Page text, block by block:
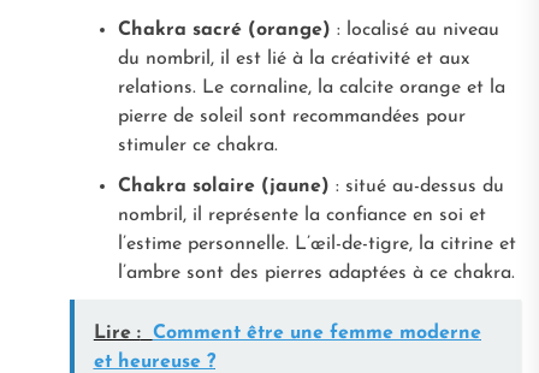
Chakra sacré (orange) : localisé au niveau
du nombril, il est lié à la créativité et aux
relations. Le cornaline, la calcite orange et la
pierre de soleil sont recommandées pour
stimuler ce chakra.
Chakra solaire (jaune) : situé au-dessus du
nombril, il représente la confiance en soi et
l’estime personnelle. L’œil-de-tigre, la citrine et
l’ambre sont des pierres adaptées à ce chakra.
Lire :
Comment être une femme moderne
et heureuse ?